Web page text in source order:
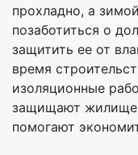
прохладно, а
позаботиться о
защитить ее от
время
изоляционные
защищают жилище
помогают